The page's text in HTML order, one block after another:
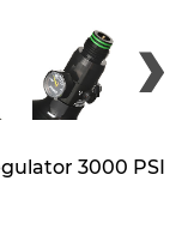
3000 PSI